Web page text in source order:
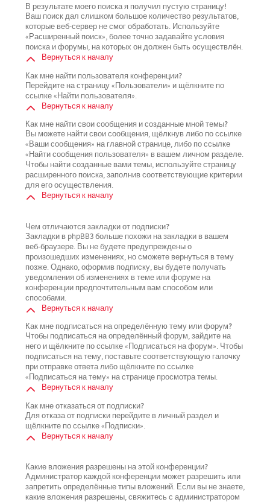
В результате моего поиска я получил пустую страницу!
Ваш поиск дал слишком большое количество результатов,
которые веб-сервер не смог обработать. Используйте
«Расширенный поиск», более точно задавайте условия
поиска и форумы, на которых он должен быть осуществлён.
Вернуться к началу
Как мне найти пользователя конференции?
Перейдите на страницу «Пользователи» и щёлкните по
ссылке «Найти пользователя».
Вернуться к началу
Как мне найти свои сообщения и созданные мной темы?
Вы можете найти свои сообщения, щёлкнув либо по ссылке
«Ваши сообщения» на главной странице, либо по ссылке
«Найти сообщения пользователя» в вашем личном разделе.
Чтобы найти созданные вами темы, используйте страницу
расширенного поиска, заполнив соответствующие критерии
для его осуществления.
Вернуться к началу
Чем отличаются закладки от подписки?
Закладки в phpBB3 больше похожи на закладки в вашем
веб-браузере. Вы не будете предупреждены о
произошедших изменениях, но сможете вернуться в тему
позже. Однако, оформив подписку, вы будете получать
уведомления об изменениях в теме или форуме на
конференции предпочтительным вам способом или
способами.
Вернуться к началу
Как мне подписаться на определённую тему или форум?
Чтобы подписаться на определённый форум, зайдите на
него и щёлкните по ссылке «Подписаться на форум». Чтобы
подписаться на тему, поставьте соответствующую галочку
при отправке ответа либо щёлкните по ссылке
«Подписаться на тему» на странице просмотра темы.
Вернуться к началу
Как мне отказаться от подписки?
Для отказа от подписки перейдите в личный раздел и
щёлкните по ссылке «Подписки».
Вернуться к началу
Какие вложения разрешены на этой конференции?
Администратор каждой конференции может разрешить или
запретить определённые типы вложений. Если вы не знаете,
какие вложения разрешены, свяжитесь с администратором